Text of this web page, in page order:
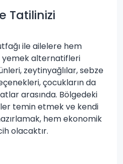
Tatilinizi
ile ailelere hem
yemek alternatifleri
zeytinyağlılar, sebze
çocukların da
arasında. Bölgedeki
temin etmek ve kendi
hem ekonomik
olacaktır.